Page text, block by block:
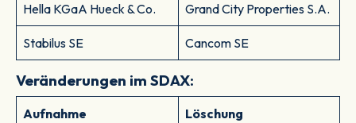
Hella KGaA Hueck & Co. Grand City Properties S.A.
Stabilus SE Cancom SE
Veränderungen im SDAX:
Aufnahme Löschung